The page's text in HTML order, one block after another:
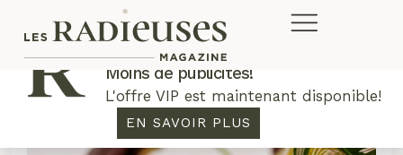
Plus de concours. Plus de rabais.
Moins de publicités!
L'offre VIP est maintenant disponible!
EN SAVOIR PLUS